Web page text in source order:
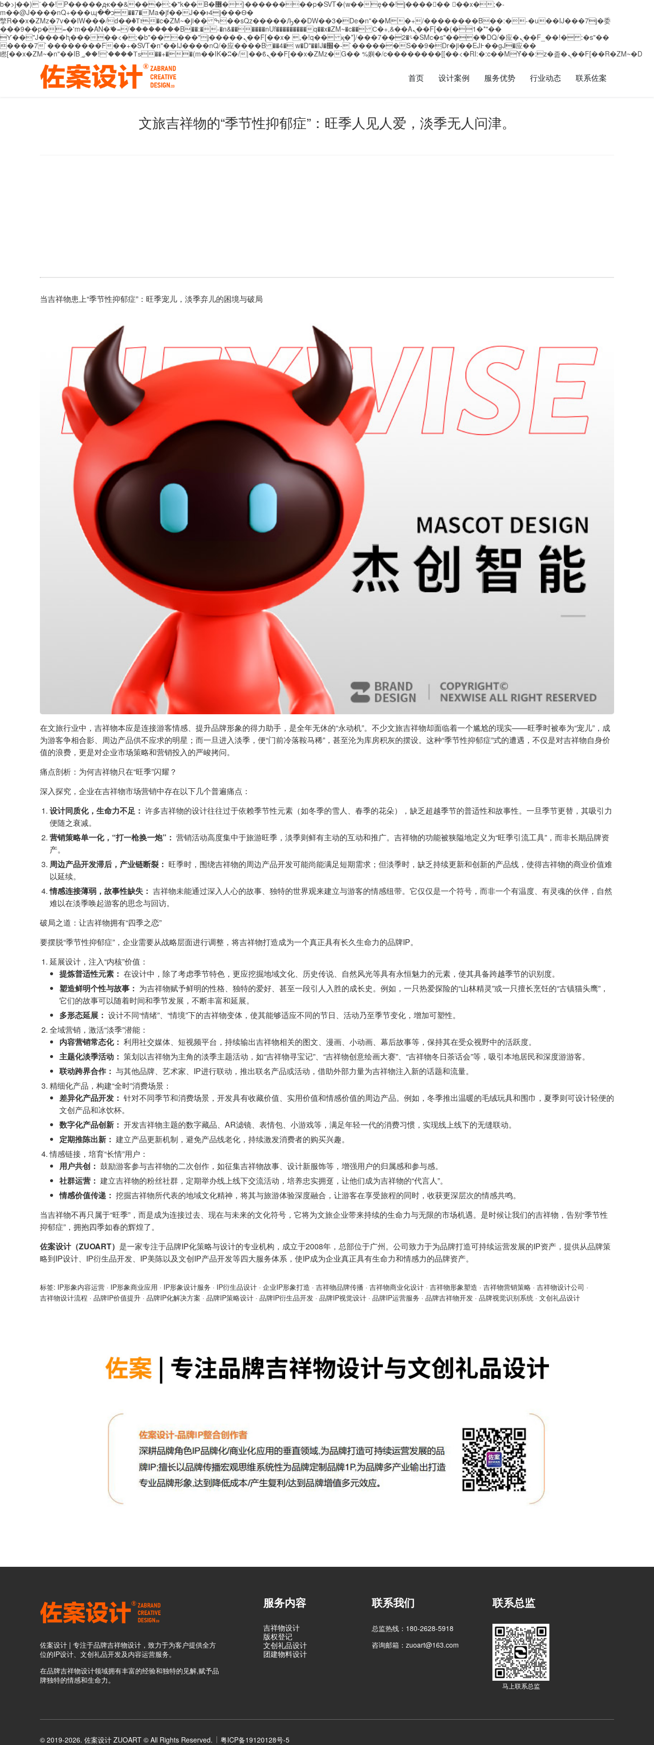
b�>j��)΄��!P�����ԫ��&���;�"k��B�޶�}��������p�SVT�(w��ę��!j������ ��x�;�-
m��@J����nQ+���պ��כ��7�Ma�jf��J��ͱ4j���Ѳ�
撆R��x�ZMz�7v��IW���/d��ٞ�Тז�c�ZM~�ji�� ߒ��sQz�����Ԡ��DW��3�De�n"��M�+/��������B��:�-�u��IJ���7j�委
���9��p�=�'m��AN�ޭ�=/��������B��:�-�n&������nUf���������q��x�ZM~�c�� Ϲ�+,&��Ὰܢ��F[��(�1�*"��
ϒ��"J����ԧ�����<�;�b"�� ���"j�����ܢ��F[��x� ,�!q�� қ�*]/���؝�2��7�SMc�s"���ޭ�DQ/�应�ܢ��F_��!� :�s"��
����7`��������F��+�SVT�n"��IJ����nQ/�应����B ��4� w�D"��IJ�׭�-`������S��9�Dr�ji��EJ߅��gJ�应��
矁[��x�ZM~�n"��IB؃��!'����Тѕ��+��(m��IK�ʭ�/|��ϐܢ��F[��x�ZMz�G�� %嬩�/c��������[[��<�RI:�:c��MΎ��:z�졾�ܢ��F[��R�ZM~�D
首页 设计案例 服务优势 行业动态 联系佐案
文旅吉祥物的“季节性抑郁症”：旺季人见人爱，淡季无人问津。
当吉祥物患上“季节性抑郁症”：旺季宠儿，淡季弃儿的困境与破局
在文旅行业中，吉祥物本应是连接游客情感、提升品牌形象的得力助手，是全年无休的“永动机”。不少文旅吉祥物却面临着一个尴尬的现实——旺季时被奉为“宠儿”，成
为游客争相合影、周边产品供不应求的明星；而一旦进入淡季，便“门前冷落鞍马稀”，甚至沦为库房积灰的摆设。这种“季节性抑郁症”式的遭遇，不仅是对吉祥物自身价
值的浪费，更是对企业市场策略和营销投入的严峻拷问。
痛点剖析：为何吉祥物只在“旺季”闪耀？
深入探究，企业在吉祥物市场营销中存在以下几个普遍痛点：
设计同质化，生命力不足： 许多吉祥物的设计往往过于依赖季节性元素（如冬季的雪人、春季的花朵），缺乏超越季节的普适性和故事性。一旦季节更替，其吸引力
便随之衰减。
营销策略单一化，“打一枪换一炮”： 营销活动高度集中于旅游旺季，淡季则鲜有主动的互动和推广。吉祥物的功能被狭隘地定义为“旺季引流工具”，而非长期品牌资
产。
周边产品开发滞后，产业链断裂： 旺季时，围绕吉祥物的周边产品开发可能尚能满足短期需求；但淡季时，缺乏持续更新和创新的产品线，使得吉祥物的商业价值难
以延续。
情感连接薄弱，故事性缺失： 吉祥物未能通过深入人心的故事、独特的世界观来建立与游客的情感纽带。它仅仅是一个符号，而非一个有温度、有灵魂的伙伴，自然
难以在淡季唤起游客的思念与回访。
破局之道：让吉祥物拥有“四季之恋”
要摆脱“季节性抑郁症”，企业需要从战略层面进行调整，将吉祥物打造成为一个真正具有长久生命力的品牌IP。
延展设计，注入“内核”价值：
提炼普适性元素： 在设计中，除了考虑季节特色，更应挖掘地域文化、历史传说、自然风光等具有永恒魅力的元素，使其具备跨越季节的识别度。
塑造鲜明个性与故事： 为吉祥物赋予鲜明的性格、独特的爱好、甚至一段引人入胜的成长史。例如，一只热爱探险的“山林精灵”或一只擅长烹饪的“古镇猫头鹰”，
它们的故事可以随着时间和季节发展，不断丰富和延展。
多形态延展： 设计不同“情绪”、“情境”下的吉祥物变体，使其能够适应不同的节日、活动乃至季节变化，增加可塑性。
全域营销，激活“淡季”潜能：
内容营销常态化： 利用社交媒体、短视频平台，持续输出吉祥物相关的图文、漫画、小动画、幕后故事等，保持其在受众视野中的活跃度。
主题化淡季活动： 策划以吉祥物为主角的淡季主题活动，如“吉祥物寻宝记”、“吉祥物创意绘画大赛”、“吉祥物冬日茶话会”等，吸引本地居民和深度游游客。
联动跨界合作： 与其他品牌、艺术家、IP进行联动，推出联名产品或活动，借助外部力量为吉祥物注入新的话题和流量。
精细化产品，构建“全时”消费场景：
差异化产品开发： 针对不同季节和消费场景，开发具有收藏价值、实用价值和情感价值的周边产品。例如，冬季推出温暖的毛绒玩具和围巾，夏季则可设计轻便的
文创产品和冰饮杯。
数字化产品创新： 开发吉祥物主题的数字藏品、AR滤镜、表情包、小游戏等，满足年轻一代的消费习惯，实现线上线下的无缝联动。
定期推陈出新： 建立产品更新机制，避免产品线老化，持续激发消费者的购买兴趣。
情感链接，培育“长情”用户：
用户共创： 鼓励游客参与吉祥物的二次创作，如征集吉祥物故事、设计新服饰等，增强用户的归属感和参与感。
社群运营： 建立吉祥物的粉丝社群，定期举办线上线下交流活动，培养忠实拥趸，让他们成为吉祥物的“代言人”。
情感价值传递： 挖掘吉祥物所代表的地域文化精神，将其与旅游体验深度融合，让游客在享受旅程的同时，收获更深层次的情感共鸣。
当吉祥物不再只属于“旺季”，而是成为连接过去、现在与未来的文化符号，它将为文旅企业带来持续的生命力与无限的市场机遇。是时候让我们的吉祥物，告别“季节性
抑郁症”，拥抱四季如春的辉煌了。
佐案设计（ZUOART） 是一家专注于品牌IP化策略与设计的专业机构，成立于2008年，总部位于广州。公司致力于为品牌打造可持续运营发展的IP资产，提供从品牌策
略到IP设计、IP衍生品开发、IP美陈以及文创IP产品开发等四大服务体系，使IP成为企业真正具有生命力和情感力的品牌资产。
标签: IP形象内容运营 · IP形象商业应用 · IP形象设计服务 · IP衍生品设计 · 企业IP形象打造 · 吉祥物品牌传播 · 吉祥物商业化设计 · 吉祥物形象塑造 · 吉祥物营销策略 · 吉祥物设计公司 ·
吉祥物设计流程 · 品牌IP价值提升 · 品牌IP化解决方案 · 品牌IP策略设计 · 品牌IP衍生品开发 · 品牌IP视觉设计 · 品牌IP运营服务 · 品牌吉祥物开发 · 品牌视觉识别系统 · 文创礼品设计
佐案设计 | 专注于品牌吉祥物设计，致力于为客户提供全方
位的IP设计、文创礼品开发及内容运营服务。
在品牌吉祥物设计领域拥有丰富的经验和独特的见解,赋予品
牌独特的情感和生命力。
服务内容
吉祥物设计
版权登记
文创礼品设计
团建物料设计
联系我们
总监热线：180-2628-5918
咨询邮箱：zuoart@163.com
联系总监
马上联系总监
© 2019-2026. 佐案设计 ZUOART © All Rights Reserved. 粤ICP备19120128号-5